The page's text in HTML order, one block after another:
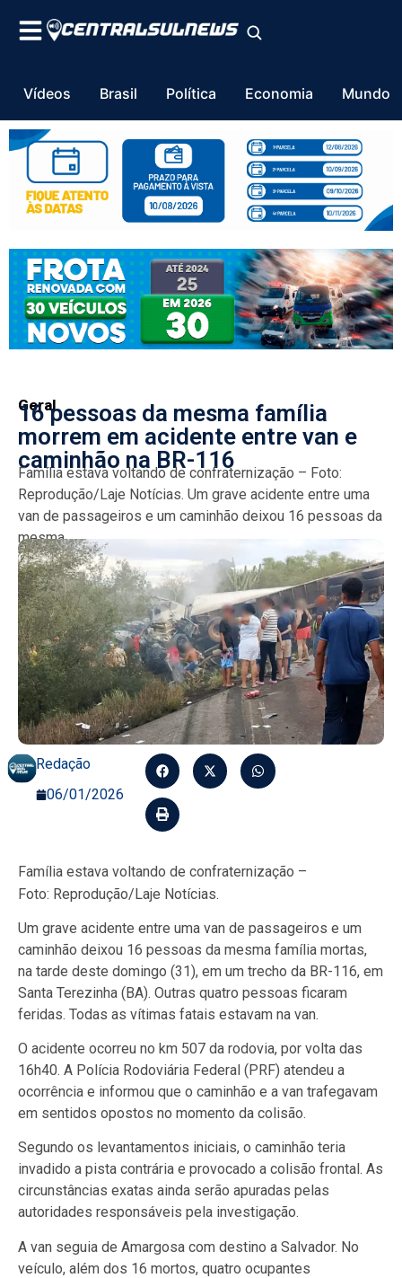
Vídeos Brasil Política Economia Mundo
Geral
16 pessoas da mesma família
morrem em acidente entre van e
caminhão na BR-116
Família estava voltando de confraternização – Foto:
Reprodução/Laje Notícias. Um grave acidente entre uma
van de passageiros e um caminhão deixou 16 pessoas da
mesma...
Redação
06/01/2026
Família estava voltando de confraternização –
Foto: Reprodução/Laje Notícias.
Um grave acidente entre uma van de passageiros e um
caminhão deixou 16 pessoas da mesma família mortas,
na tarde deste domingo (31), em um trecho da BR-116, em
Santa Terezinha (BA). Outras quatro pessoas ficaram
feridas. Todas as vítimas fatais estavam na van.
O acidente ocorreu no km 507 da rodovia, por volta das
16h40. A Polícia Rodoviária Federal (PRF) atendeu a
ocorrência e informou que o caminhão e a van trafegavam
em sentidos opostos no momento da colisão.
Segundo os levantamentos iniciais, o caminhão teria
invadido a pista contrária e provocado a colisão frontal. As
circunstâncias exatas ainda serão apuradas pelas
autoridades responsáveis pela investigação.
A van seguia de Amargosa com destino a Salvador. No
veículo, além dos 16 mortos, quatro ocupantes